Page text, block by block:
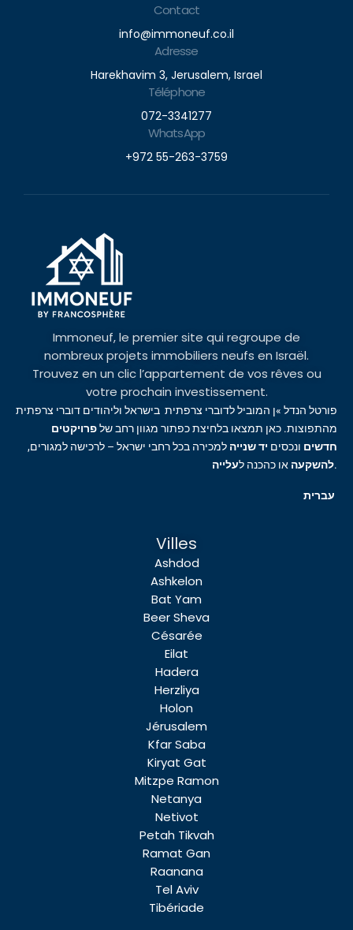
Contact
info@immoneuf.co.il
Adresse
Harekhavim 3, Jerusalem, Israel
Téléphone
072-3341277
WhatsApp
+972 55-263-3759
Immoneuf, le premier site qui regroupe de
nombreux projets immobiliers neufs en Israël.
Trouvez en un clic l’appartement de vos rêves ou
votre prochain investissement.
פורטל הנדל »ן המוביל לדוברי צרפתית בישראל וליהודים דוברי צרפתית
מהתפוצות. כאן תמצאו בלחיצת כפתור מגוון רחב שלפרויקטים
חדשים ונכסים יד שנייה למכירה בכל רחבי ישראל – לרכישה למגורים,
להשקעה או כהכנה לעלייה .
Villes
Ashdod
Ashkelon
Bat Yam
Beer Sheva
Césarée
Eilat
Hadera
Herzliya
Holon
Jérusalem
Kfar Saba
Kiryat Gat
Mitzpe Ramon
Netanya
Netivot
Petah Tikvah
Ramat Gan
Raanana
Tel Aviv
Tibériade